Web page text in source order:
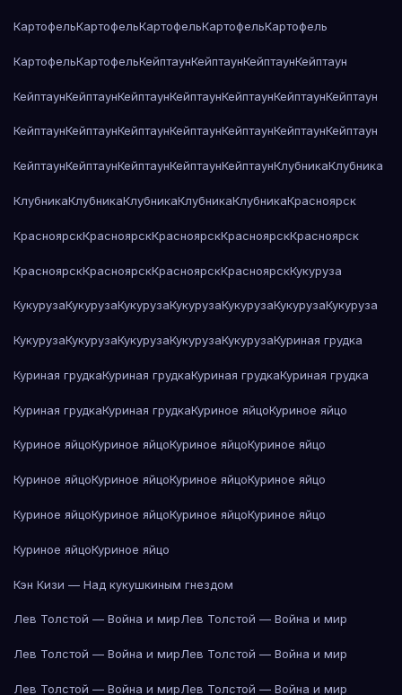
КартофельКартофельКартофельКартофельКартофель
КартофельКартофельКейптаунКейптаунКейптаунКейптаун
КейптаунКейптаунКейптаунКейптаунКейптаунКейптаунКейптаун
КейптаунКейптаунКейптаунКейптаунКейптаунКейптаунКейптаун
КейптаунКейптаунКейптаунКейптаунКейптаунКлубникаКлубника
КлубникаКлубникаКлубникаКлубникаКлубникаКрасноярск
КрасноярскКрасноярскКрасноярскКрасноярскКрасноярск
КрасноярскКрасноярскКрасноярскКрасноярскКукуруза
КукурузаКукурузаКукурузаКукурузаКукурузаКукурузаКукуруза
КукурузаКукурузаКукурузаКукурузаКукурузаКуриная грудка
Куриная грудкаКуриная грудкаКуриная грудкаКуриная грудка
Куриная грудкаКуриная грудкаКуриное яйцоКуриное яйцо
Куриное яйцоКуриное яйцоКуриное яйцоКуриное яйцо
Куриное яйцоКуриное яйцоКуриное яйцоКуриное яйцо
Куриное яйцоКуриное яйцоКуриное яйцоКуриное яйцо
Куриное яйцоКуриное яйцо
Кэн Кизи — Над кукушкиным гнездом
Лев Толстой — Война и мирЛев Толстой — Война и мир
Лев Толстой — Война и мирЛев Толстой — Война и мир
Лев Толстой — Война и мирЛев Толстой — Война и мир